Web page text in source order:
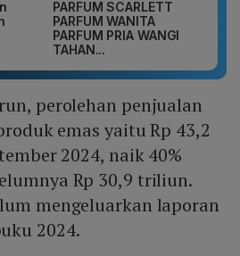
PARFUM SCARLETT
PARFUM WANITA
PARFUM PRIA WANGI
TAHAN...
perolehan penjualan
emas yaitu Rp 43,2
2024, naik 40%
Rp 30,9 triliun.
mengeluarkan laporan
2024.